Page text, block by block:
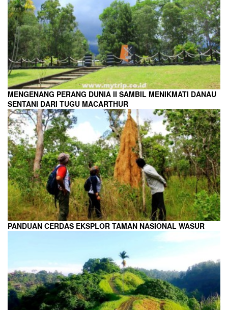
MENGENANG PERANG DUNIA II SAMBIL MENIKMATI DANAU
SENTANI DARI TUGU MACARTHUR
PANDUAN CERDAS EKSPLOR TAMAN NASIONAL WASUR